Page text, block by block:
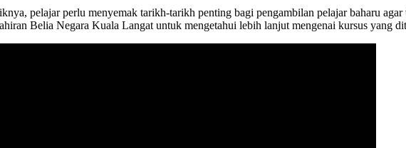
pelajar perlu menyemak tarikh-tarikh penting bagi pengambilan pelajar baharu
Belia Negara Kuala Langat untuk mengetahui lebih lanjut mengenai kursus yang